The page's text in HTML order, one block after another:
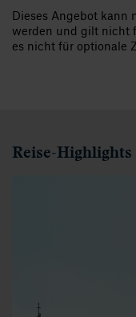
Dieses Angebot kann
werden und gilt nicht
es nicht für optionale
Reise-Highlights